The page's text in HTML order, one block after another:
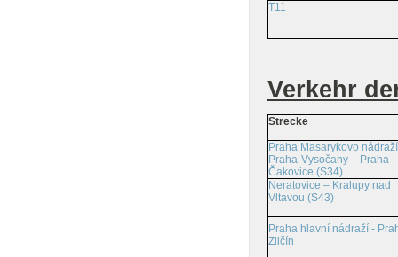
T11
Verkehr
Strecke
Praha Masarykovo
Praha-Vysočany – Praha-
Čakovice (S34)
Neratovice – Kralupy nad
Vltavou (S43)
Praha hlavní nádraží -
Zličín